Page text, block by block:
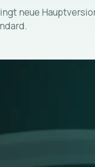
KI-Workflows, die
neue